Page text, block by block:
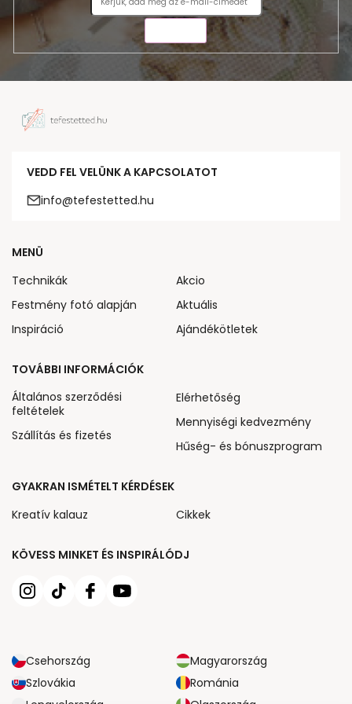
VEDD FEL VELÜNK A KAPCSOLATOT
info@tefestetted.hu
KÖVESS MINKET ÉS INSPIRÁLÓDJ
Csehország
Magyarország
Szlovákia
Románia
MENÜ
Technikák
Festmény fotó alapján
Inspiráció
Akcio
Aktuális
Ajándékötletek
TOVÁBBI INFORMÁCIÓK
Általános szerződési
feltételek
Szállítás és fizetés
Elérhetőség
Mennyiségi kedvezmény
Hűség- és bónuszprogram
GYAKRAN ISMÉTELT KÉRDÉSEK
Kreatív kalauz
Cikkek